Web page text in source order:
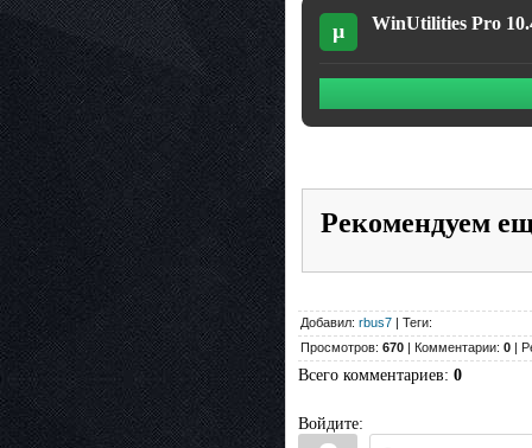
µ WinUtilities Pro
Рекомендуем
Добавил: rbus7 | Теги:
Просмотров: 670 | Комментарии: 0 |
Всего комментариев: 0
Войдите: